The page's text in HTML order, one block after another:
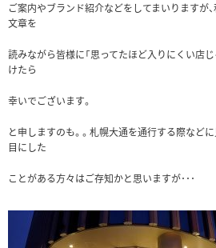
ご案内やブランド紹介などをしてまいりますが
文章を
読みながら皆様に「思ってたほど入りにくい店
けたら
幸いでございます。
と申しますのも。。札幌大通を通行する際など
目にした
ことがある方々はご存知かと思いますが･･･